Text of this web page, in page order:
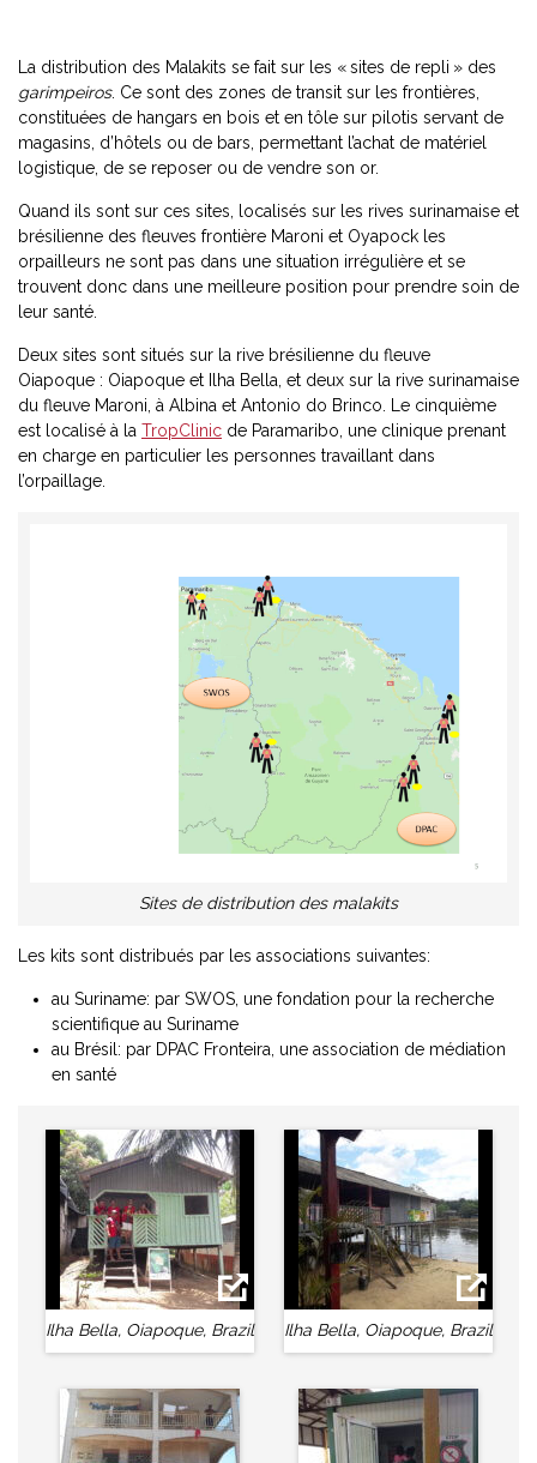
La distribution des Malakits se fait sur les « sites de repli » des
garimpeiros. Ce sont des zones de transit sur les frontières,
constituées de hangars en bois et en tôle sur pilotis servant de
magasins, d’hôtels ou de bars, permettant l’achat de matériel
logistique, de se reposer ou de vendre son or.
Quand ils sont sur ces sites, localisés sur les rives surinamaise et
brésilienne des fleuves frontière Maroni et Oyapock les
orpailleurs ne sont pas dans une situation irrégulière et se
trouvent donc dans une meilleure position pour prendre soin de
leur santé.
Deux sites sont situés sur la rive brésilienne du fleuve
Oiapoque : Oiapoque et Ilha Bella, et deux sur la rive surinamaise
du fleuve Maroni, à Albina et Antonio do Brinco. Le cinquième
est localisé à la TropClinic de Paramaribo, une clinique prenant
en charge en particulier les personnes travaillant dans
l’orpaillage.
Sites de distribution des malakits
Les kits sont distribués par les associations suivantes:
au Suriname: par SWOS, une fondation pour la recherche
scientifique au Suriname
au Brésil: par DPAC Fronteira, une association de médiation
en santé
Ilha Bella, Oiapoque, Brazil Ilha Bella, Oiapoque, Brazil